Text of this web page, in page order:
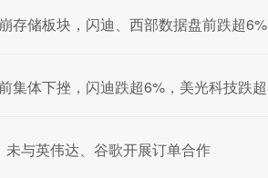
存储板块，闪迪、西部数据盘前跌超
集体下挫，闪迪跌超6%，美光科技跌
与英伟达、谷歌开展订单合作